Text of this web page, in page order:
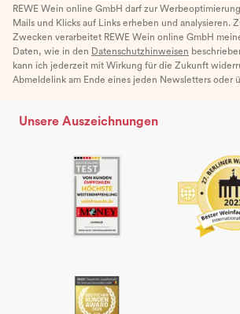
REWE Wein online GmbH darf zur
Mails und Klicks auf Links erheben und analysieren.
Zwecken verarbeitet REWE Wein online GmbH
Daten, wie in den Datenschutzhinweisen
kann ich jederzeit mit Wirkung für die Zukunft
Abmeldelink am Ende eines jeden Newsletters oder
Unsere Auszeichnungen